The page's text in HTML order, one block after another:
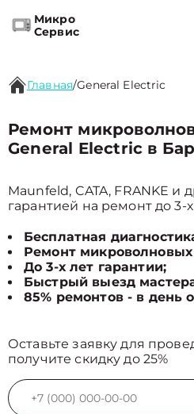
Микро
Сервис
Главная/General Electric
Ремонт
General Electric в
Maunfeld, CATA, FRANKE и
гарантией на ремонт до 3-
Бесплатная
Ремонт
До 3-х лет гарантии;
Быстрый выезд
85% ремонтов - в день
Оставьте заявку для
получите скидку до 25%